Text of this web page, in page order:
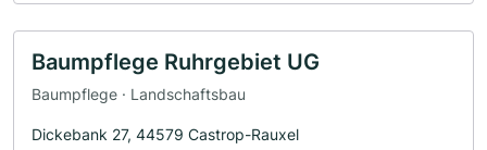
Baumpflege Ruhrgebiet UG
Baumpflege · Landschaftsbau
Dickebank 27, 44579 Castrop-Rauxel